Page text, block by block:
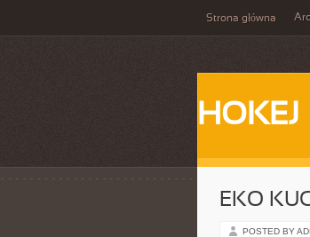
Strona główna
HOKEJ
EKO
POSTED BY